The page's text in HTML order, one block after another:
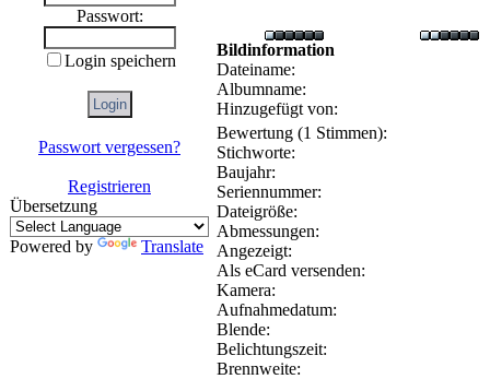
Passwort:
Login speichern
Passwort vergessen?
Registrieren
Übersetzung
Powered by Translate
Bildinformation
Dateiname:
Albumname:
Hinzugefügt von:
Bewertung (1 Stimmen):
Stichworte:
Baujahr:
Seriennummer:
Dateigröße:
Abmessungen:
Angezeigt:
Als eCard versenden:
Kamera:
Aufnahmedatum:
Blende:
Belichtungszeit:
Brennweite: